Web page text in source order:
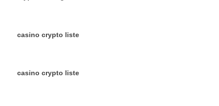
casino crypto liste
casino crypto liste